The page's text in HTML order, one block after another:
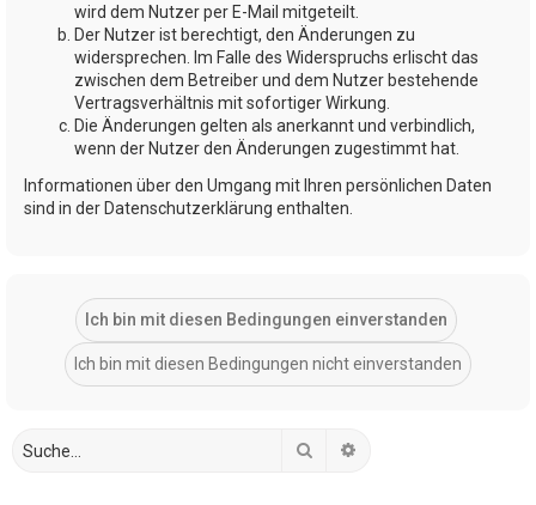
wird dem Nutzer per E-Mail mitgeteilt.
Der Nutzer ist berechtigt, den Änderungen zu
widersprechen. Im Falle des Widerspruchs erlischt das
zwischen dem Betreiber und dem Nutzer bestehende
Vertragsverhältnis mit sofortiger Wirkung.
Die Änderungen gelten als anerkannt und verbindlich,
wenn der Nutzer den Änderungen zugestimmt hat.
Informationen über den Umgang mit Ihren persönlichen Daten
sind in der Datenschutzerklärung enthalten.
Suche